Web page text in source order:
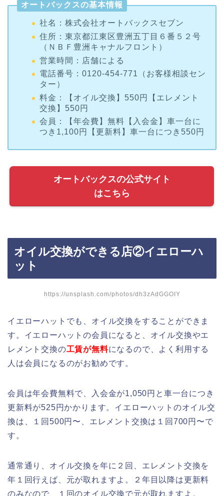
オートバックスの基本情報
社名：株式会社オートバックスセブン
住所：東京都江東区豊洲五丁目６番５２号
（ＮＢＦ豊洲キャナルフロント）
営業時間：店舗による
電話番号：0120-454-771（お客様相談セン
ター）
料金：【オイル交換】550円【エレメント
交換】550円
会員：【年会費】無料【入会金】車一台に
つき1,100円【更新料】車一台につき550円
オートバックスの公式サイト
はこちら
オイル交換ができる店②イエローハ
ット
https://unsplash.com/photos/dh3zAdGGOIY
イエローハットでも、オイル交換をすることができま
す。イエローハットの会員になると、オイル交換やエ
レメント交換の工賃が無料になるので、よく利用する
人は会員になるのがお勧めです。
会員は年会費無料で、入会金が1,050円と車一台につき
更新料が525円かかります。イエローハットのオイル交
換は、１回500円〜、エレメント交換は１回700円〜で
す。
通常通り、オイル交換を年に２回、エレメント交換を
年１回行えば、元が取れますよ。２年目以降は更新料
のみなので、１回のオイル交換で元が取れますよ。